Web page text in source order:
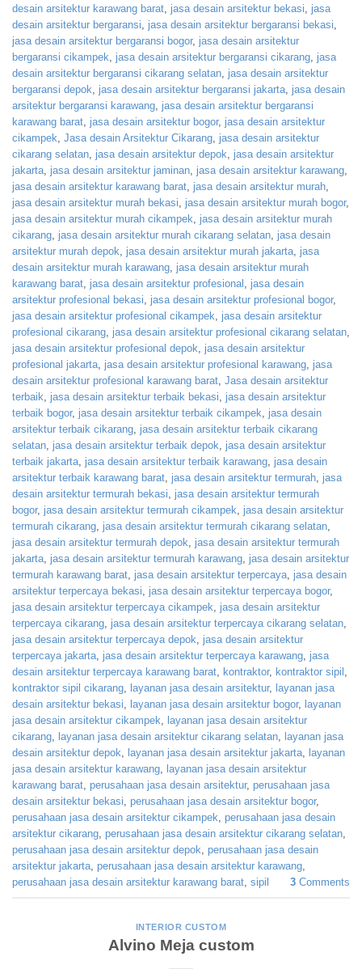
desain arsitektur karawang barat jasa desain arsitektur bekasi
jasa
desain arsitektur bergaransi
jasa desain arsitektur bergaransi bekasi
jasa desain arsitektur bergaransi bogor, jasa desain arsitektur
bergaransi cikampek
jasa desain arsitektur bergaransi cikarang jasa
desain arsitektur bergaransi cikarang selatan jasa desain arsitektur
bergaransi depok
jasa desain arsitektur bergaransi jakarta jasa desain
arsitektur bergaransi karawang jasa desain arsitektur bergaransi
karawang barat jasa desain arsitektur bogor, jasa desain arsitektur
cikampek Jasa desain Arsitektur Cikarang jasa desain arsitektur
cikarang selatan jasa desain arsitektur depok
jasa desain arsitektur
jakarta jasa desain arsitektur jaminan jasa desain arsitektur karawang
jasa desain arsitektur karawang barat jasa desain arsitektur murah
jasa desain arsitektur murah bekasi
jasa desain arsitektur murah bogor,
jasa desain arsitektur murah cikampek
jasa desain arsitektur murah
cikarang jasa desain arsitektur murah cikarang selatan jasa desain
arsitektur murah depok
jasa desain arsitektur murah jakarta jasa
desain arsitektur murah karawang jasa desain arsitektur murah
karawang barat jasa desain arsitektur profesional
jasa desain
arsitektur profesional bekasi
jasa desain arsitektur profesional bogor,
jasa desain arsitektur profesional cikampek
jasa desain arsitektur
profesional cikarang jasa desain arsitektur profesional cikarang selatan
jasa desain arsitektur profesional depok
jasa desain arsitektur
profesional jakarta jasa desain arsitektur profesional karawang jasa
desain arsitektur profesional karawang barat Jasa desain arsitektur
terbaik
jasa desain arsitektur terbaik bekasi
jasa desain arsitektur
terbaik bogor, jasa desain arsitektur terbaik cikampek
jasa desain
arsitektur terbaik cikarang jasa desain arsitektur terbaik cikarang
selatan jasa desain arsitektur terbaik depok
jasa desain arsitektur
terbaik jakarta jasa desain arsitektur terbaik karawang jasa desain
arsitektur terbaik karawang barat jasa desain arsitektur termurah jasa
desain arsitektur termurah bekasi
jasa desain arsitektur termurah
bogor, jasa desain arsitektur termurah cikampek
jasa desain arsitektur
termurah cikarang jasa desain arsitektur termurah cikarang selatan
jasa desain arsitektur termurah depok
jasa desain arsitektur termurah
jakarta jasa desain arsitektur termurah karawang jasa desain arsitektur
termurah karawang barat jasa desain arsitektur terpercaya jasa desain
arsitektur terpercaya bekasi
jasa desain arsitektur terpercaya bogor,
jasa desain arsitektur terpercaya cikampek
jasa desain arsitektur
terpercaya cikarang jasa desain arsitektur terpercaya cikarang selatan
jasa desain arsitektur terpercaya depok
jasa desain arsitektur
terpercaya jakarta jasa desain arsitektur terpercaya karawang jasa
desain arsitektur terpercaya karawang barat
kontraktor, kontraktor sipil
kontraktor sipil cikarang
layanan jasa desain arsitektur,
layanan jasa
desain arsitektur bekasi
layanan jasa desain arsitektur bogor,
layanan
jasa desain arsitektur cikampek
layanan jasa desain arsitektur
cikarang
layanan jasa desain arsitektur cikarang selatan
layanan jasa
desain arsitektur depok
layanan jasa desain arsitektur jakarta
layanan
jasa desain arsitektur karawang
layanan jasa desain arsitektur
karawang barat perusahaan jasa desain arsitektur, perusahaan jasa
desain arsitektur bekasi perusahaan jasa desain arsitektur bogor,
perusahaan jasa desain arsitektur cikampek perusahaan jasa desain
arsitektur cikarang perusahaan jasa desain arsitektur cikarang selatan
perusahaan jasa desain arsitektur depok perusahaan jasa desain
arsitektur jakarta perusahaan jasa desain arsitektur karawang
perusahaan jasa desain arsitektur karawang barat sipil 3 Comments
INTERIOR CUSTOM
Alvino Meja custom